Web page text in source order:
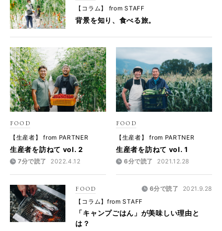
【コラム】 from STAFF
背景を知り、食べる旅。
FOOD
【生産者】 from PARTNER
生産者を訪ねて vol. 2
7分で読了 2022.4.12
FOOD
【生産者】 from PARTNER
生産者を訪ねて vol. 1
6分で読了 2021.12.28
FOOD 6分で読了
2021.9.28
【コラム】from STAFF
「キャンプごはん」が美味しい理由と
は？